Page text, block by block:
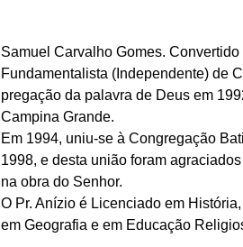
Samuel Carvalho Gomes.
Fundamentalista (Independente) de
pregação da palavra de Deus em
Campina Grande.
Em 1994, uniu-se à Congregação
1998, e desta união foram
na obra do Senhor.
O Pr. Anízio é Licenciado em
em Geografia e em Educação